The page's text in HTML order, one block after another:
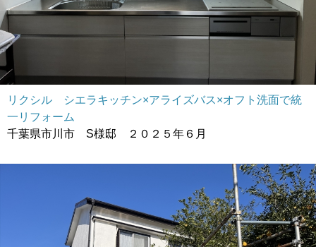
リクシル シエラキッチン×アライズバス×オフト洗面で統
一リフォーム
千葉県市川市 S様邸 ２０２５年６月